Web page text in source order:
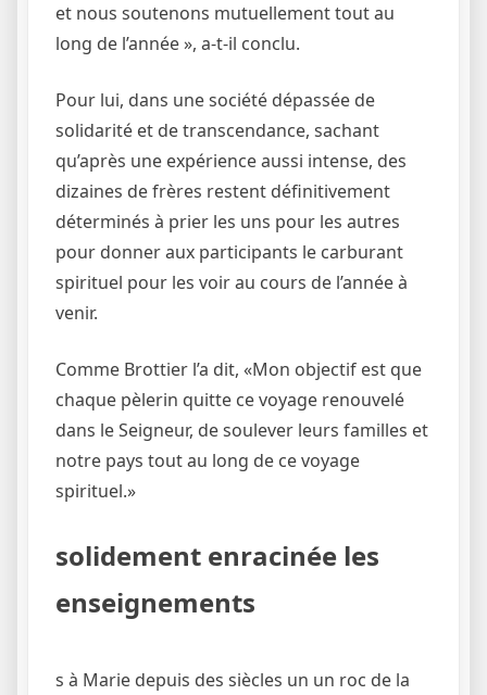
et nous soutenons mutuellement tout au
long de l’année », a-t-il conclu.
Pour lui, dans une société dépassée de
solidarité et de transcendance, sachant
qu’après une expérience aussi intense, des
dizaines de frères restent définitivement
déterminés à prier les uns pour les autres
pour donner aux participants le carburant
spirituel pour les voir au cours de l’année à
venir.
Comme Brottier l’a dit, «Mon objectif est que
chaque pèlerin quitte ce voyage renouvelé
dans le Seigneur, de soulever leurs familles et
notre pays tout au long de ce voyage
spirituel.»
solidement enracinée les
enseignements
s à Marie depuis des siècles un un roc de la